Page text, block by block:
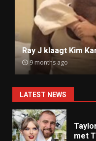
Ray J klaagt Kim
9 months ago
LATEST NEWS
met